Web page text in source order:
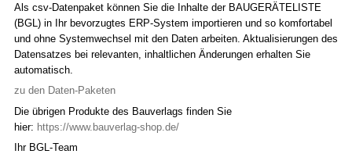
Als csv-Datenpaket können Sie die Inhalte der BAUGERÄTELISTE
(BGL) in Ihr bevorzugtes ERP-System importieren und so komfortabel
und ohne Systemwechsel mit den Daten arbeiten. Aktualisierungen des
Datensatzes bei relevanten, inhaltlichen Änderungen erhalten Sie
automatisch.
zu den Daten-Paketen
Die übrigen Produkte des Bauverlags finden Sie
hier: https://www.bauverlag-shop.de/
Ihr BGL-Team